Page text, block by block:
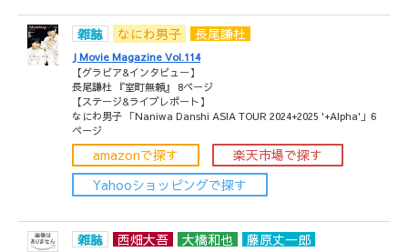
雑誌 なにわ男子 長尾謙杜
J Movie Magazine Vol.114
【グラビア&インタビュー】
長尾謙杜 『室町無頼』 8ページ
【ステージ&ライブレポート】
なにわ男子 「Naniwa Danshi ASIA TOUR 2024+2025 '+Alpha'」6
ページ
amazonで探す
楽天市場で探す
Yahooショッピングで探す
雑誌 西畑大吾 大橋和也 藤原丈一郎